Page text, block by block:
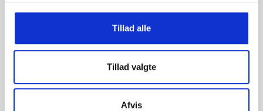
Tillad alle
Tillad valgte
Afvis
Bliv medlem nu, og få de nyeste trends i din indbakke
Åbningstider